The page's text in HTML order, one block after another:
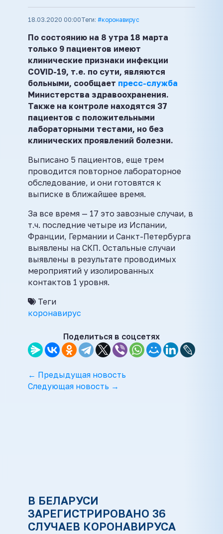
18.03.2020 00:00Теги: #коронавирус
По состоянию на 8 утра 18 марта
только 9 пациентов имеют
клинические признаки инфекции
COVID-19, т.е. по сути, являются
больными, сообщает пресс-служба
Министерства здравоохранения.
Также на контроле находятся 37
пациентов с положительными
лабораторными тестами, но без
клинических проявлений болезни.
Выписано 5 пациентов, еще трем
проводится повторное лабораторное
обследование, и они готовятся к
выписке в ближайшее время.
За все время — 17 это завозные случаи, в
т.ч. последние четыре из Испании,
Франции, Германии и Санкт-Петербурга
выявлены на СКП. Остальные случаи
выявлены в результате проводимых
мероприятий у изолированных
контактов 1 уровня.
Теги
коронавирус
Поделиться в соцсетях
← Предыдущая новость
Следующая новость →
В БЕЛАРУСИ
ЗАРЕГИСТРИРОВАНО 36
СЛУЧАЕВ КОРОНАВИРУСА